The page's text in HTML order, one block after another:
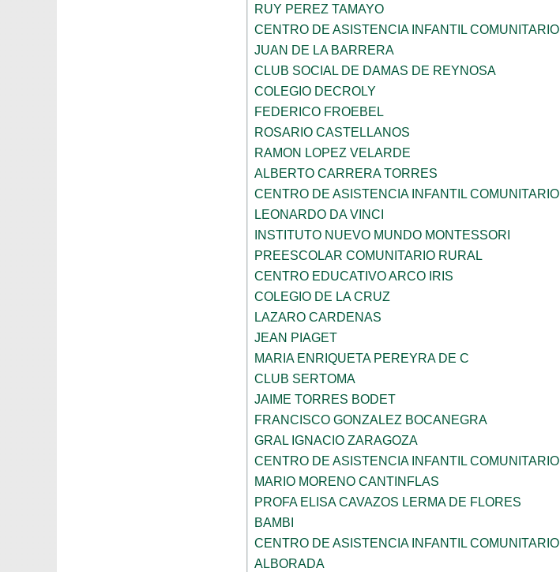
RUY PEREZ TAMAYO
CENTRO DE ASISTENCIA INFANTIL COMUNITARIO
JUAN DE LA BARRERA
CLUB SOCIAL DE DAMAS DE REYNOSA
COLEGIO DECROLY
FEDERICO FROEBEL
ROSARIO CASTELLANOS
RAMON LOPEZ VELARDE
ALBERTO CARRERA TORRES
CENTRO DE ASISTENCIA INFANTIL COMUNITARIO
LEONARDO DA VINCI
INSTITUTO NUEVO MUNDO MONTESSORI
PREESCOLAR COMUNITARIO RURAL
CENTRO EDUCATIVO ARCO IRIS
COLEGIO DE LA CRUZ
LAZARO CARDENAS
JEAN PIAGET
MARIA ENRIQUETA PEREYRA DE C
CLUB SERTOMA
JAIME TORRES BODET
FRANCISCO GONZALEZ BOCANEGRA
GRAL IGNACIO ZARAGOZA
CENTRO DE ASISTENCIA INFANTIL COMUNITARIO
MARIO MORENO CANTINFLAS
PROFA ELISA CAVAZOS LERMA DE FLORES
BAMBI
CENTRO DE ASISTENCIA INFANTIL COMUNITARIO
ALBORADA